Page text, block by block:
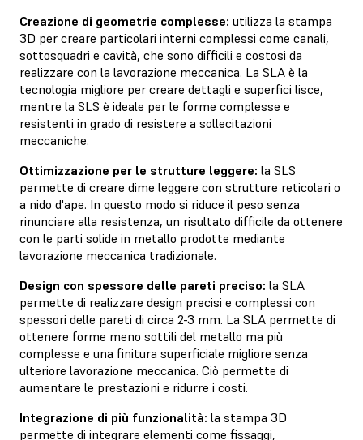
Creazione di geometrie complesse: utilizza la stampa
3D per creare particolari interni complessi come canali,
sottosquadri e cavità, che sono difficili e costosi da
realizzare con la lavorazione meccanica. La SLA è la
tecnologia migliore per creare dettagli e superfici lisce,
mentre la SLS è ideale per le forme complesse e
resistenti in grado di resistere a sollecitazioni
meccaniche.
Ottimizzazione per le strutture leggere: la SLS
permette di creare dime leggere con strutture reticolari o
a nido d'ape. In questo modo si riduce il peso senza
rinunciare alla resistenza, un risultato difficile da ottenere
con le parti solide in metallo prodotte mediante
lavorazione meccanica tradizionale.
Design con spessore delle pareti preciso: la SLA
permette di realizzare design precisi e complessi con
spessori delle pareti di circa 2-3 mm. La SLA permette di
ottenere forme meno sottili del metallo ma più
complesse e una finitura superficiale migliore senza
ulteriore lavorazione meccanica. Ciò permette di
aumentare le prestazioni e ridurre i costi.
Integrazione di più funzionalità: la stampa 3D
permette di integrare elementi come fissaggi,